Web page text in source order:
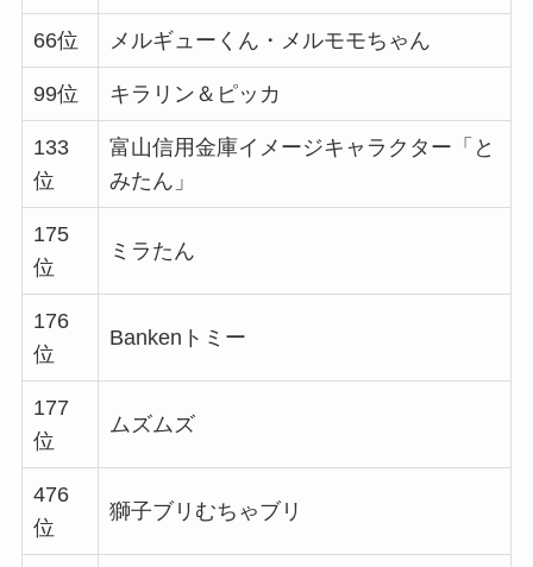
66位 メルギューくん・メルモモちゃん
99位 キラリン＆ピッカ
133
位
富山信用金庫イメージキャラクター「と
みたん」
175
位
ミラたん
176
位
Bankenトミー
177
位
ムズムズ
476
位
獅子ブリむちゃブリ